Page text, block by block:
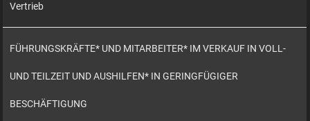
Vertrieb
FÜHRUNGSKRÄFTE* UND MITARBEITER* IM VERKAUF IN VOLL-
UND TEILZEIT UND AUSHILFEN* IN GERINGFÜGIGER
BESCHÄFTIGUNG